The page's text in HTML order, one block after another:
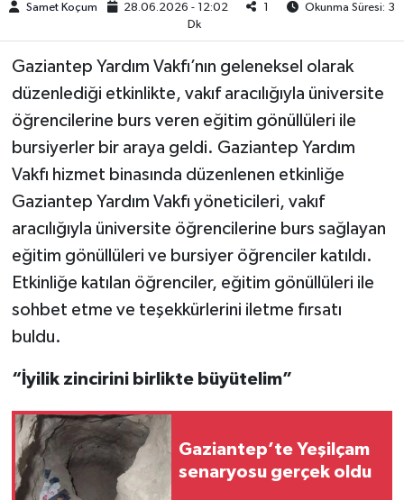
Samet Koçum 28.06.2026 - 12:02 1
Okunma Süresi: 3
Dk
Gaziantep Yardım Vakfı’nın geleneksel olarak
düzenlediği etkinlikte, vakıf aracılığıyla üniversite
öğrencilerine burs veren eğitim gönüllüleri ile
bursiyerler bir araya geldi. Gaziantep Yardım
Vakfı hizmet binasında düzenlenen etkinliğe
Gaziantep Yardım Vakfı yöneticileri, vakıf
aracılığıyla üniversite öğrencilerine burs sağlayan
eğitim gönüllüleri ve bursiyer öğrenciler katıldı.
Etkinliğe katılan öğrenciler, eğitim gönüllüleri ile
sohbet etme ve teşekkürlerini iletme fırsatı
buldu.
“İyilik zincirini birlikte büyütelim”
Gaziantep’te Yeşilçam
senaryosu gerçek oldu
Sinemalar
Siyaset
Teknoloji
Türkiye
Yaşam
Yeme-İçme
Yemek